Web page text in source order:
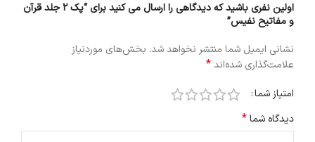
اولین نفری باشید که دیدگاهی را ارسال می کنید برای “پک 2 جلد قرآن
و مفاتیح نفیس”
نشانی ایمیل شما منتشر نخواهد شد. بخش‌های موردنیاز
علامت‌گذاری شده‌اند*
امتیاز شما
دیدگاه شما*